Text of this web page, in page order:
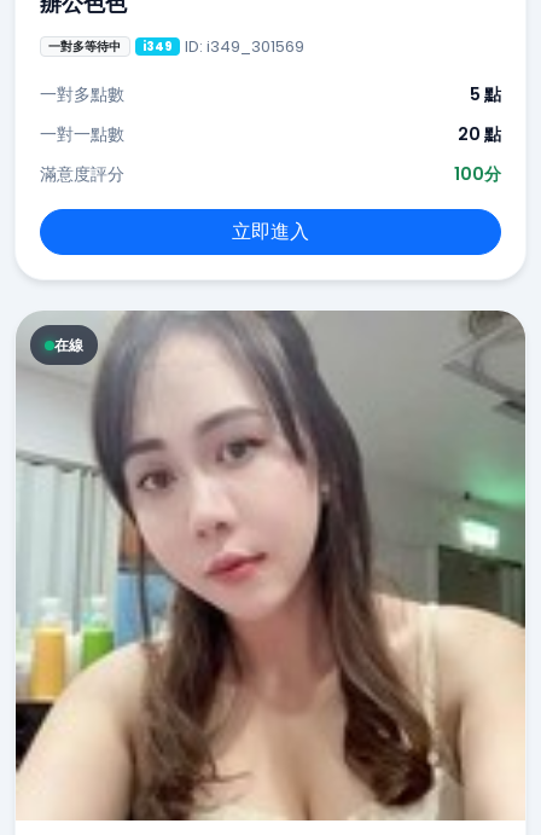
一對多等待中 i349 ID: i349_301569
一對多點數
5 點
一對一點數
20 點
滿意度評分
100分
立即進入
在線